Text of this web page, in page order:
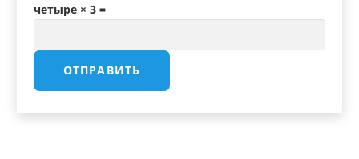
четыре × 3 =